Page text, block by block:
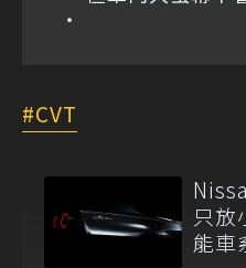
CVT
只
能車